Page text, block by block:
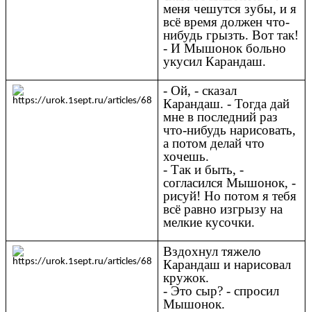
меня чешутся зубы, и я
всё время должен что-
нибудь грызть. Вот так!
- И Мышонок больно
укусил Карандаш.
- Ой, - сказал
Карандаш. - Тогда дай
мне в последний раз
что-нибудь нарисовать,
а потом делай что
хочешь.
- Так и быть, -
согласился Мышонок, -
рисуй! Но потом я тебя
всё равно изгрызу на
мелкие кусочки.
Вздохнул тяжело
Карандаш и нарисовал
кружок.
- Это сыр? - спросил
Мышонок.